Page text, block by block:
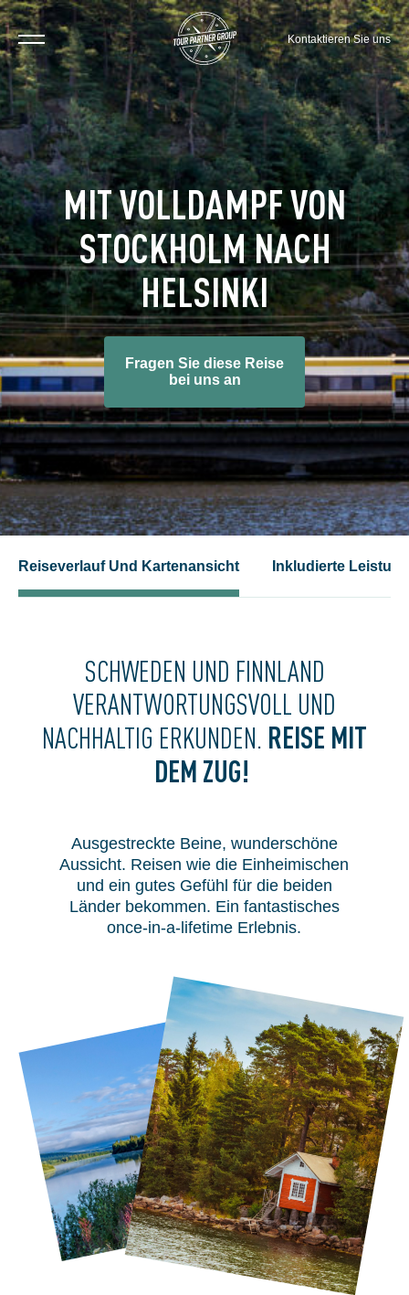
Kontaktieren Sie uns
MIT VOLLDAMPF VON
STOCKHOLM NACH
HELSINKI
Fragen Sie diese Reise
bei uns an
Reiseverlauf Und Kartenansicht Inkludierte
SCHWEDEN UND FINNLAND
VERANTWORTUNGSVOLL UND
NACHHALTIG ERKUNDEN. REISE MIT
DEM ZUG!
Ausgestreckte Beine, wunderschöne
Aussicht. Reisen wie die Einheimischen
und ein gutes Gefühl für die beiden
Länder bekommen. Ein fantastisches
once-in-a-lifetime Erlebnis.